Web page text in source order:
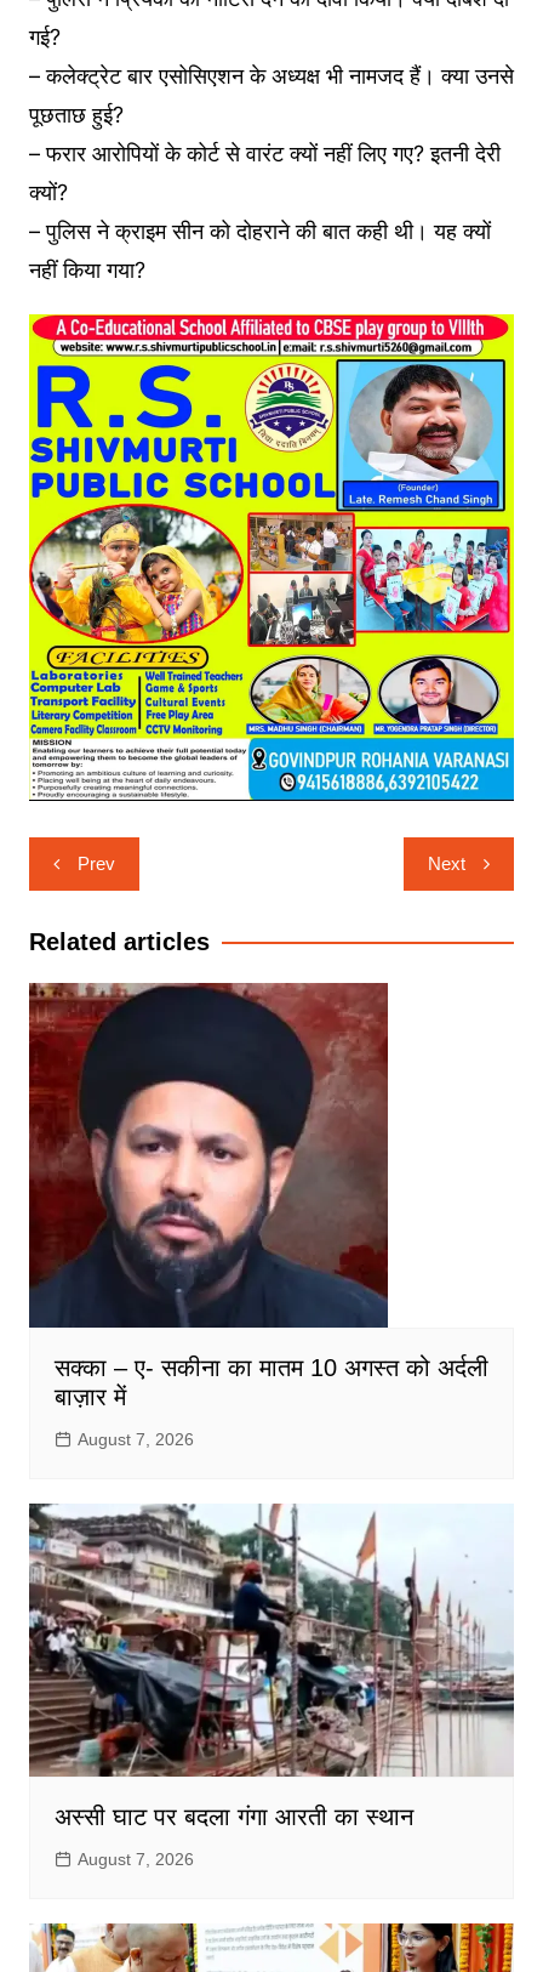
गई?
– कलेक्ट्रेट बार एसोसिएशन के अध्यक्ष भी नामजद हैं। क्या उनसे
पूछताछ हुई?
– फरार आरोपियों के कोर्ट से वारंट क्यों नहीं लिए गए? इतनी देरी
क्यों?
– पुलिस ने क्राइम सीन को दोहराने की बात कही थी। यह क्यों
नहीं किया गया?
Post
navigation
Prev Next
Related articles
सक्का – ए- सकीना का मातम 10 अगस्त को अर्दली
बाज़ार में
August 7, 2026
अस्सी घाट पर बदला गंगा आरती का स्थान
August 7, 2026